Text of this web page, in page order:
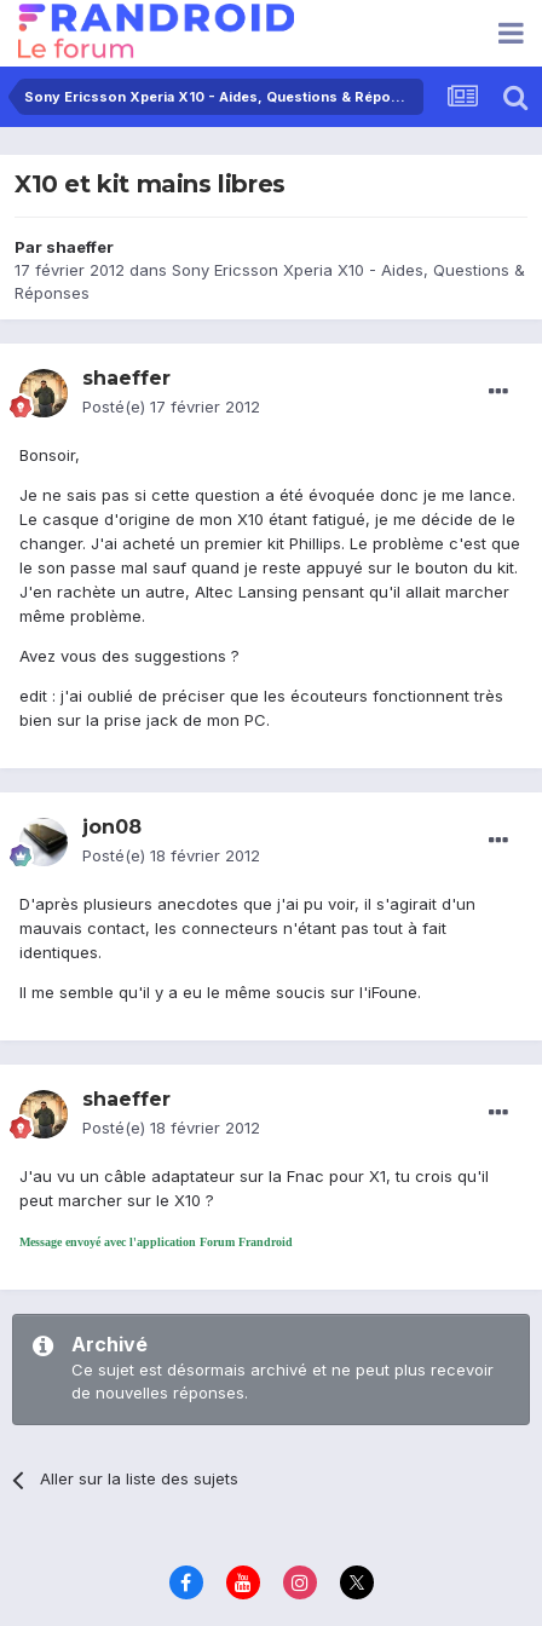
Sony Ericsson Xperia X10 - Aides, Questions & Réponses
X10 et kit mains libres
Par shaeffer
17 février 2012 dans Sony Ericsson Xperia X10 - Aides, Questions &
Réponses
shaeffer
Posté(e) 17 février 2012
Bonsoir,
Je ne sais pas si cette question a été évoquée donc je me lance.
Le casque d'origine de mon X10 étant fatigué, je me décide de le
changer. J'ai acheté un premier kit Phillips. Le problème c'est que
le son passe mal sauf quand je reste appuyé sur le bouton du kit.
J'en rachète un autre, Altec Lansing pensant qu'il allait marcher
même problème.
Avez vous des suggestions ?
edit : j'ai oublié de préciser que les écouteurs fonctionnent très
bien sur la prise jack de mon PC.
jon08
Posté(e) 18 février 2012
D'après plusieurs anecdotes que j'ai pu voir, il s'agirait d'un
mauvais contact, les connecteurs n'étant pas tout à fait
identiques.
Il me semble qu'il y a eu le même soucis sur l'iFoune.
shaeffer
Posté(e) 18 février 2012
J'au vu un câble adaptateur sur la Fnac pour X1, tu crois qu'il
peut marcher sur le X10 ?
Message envoyé avec l'application Forum Frandroid
Archivé
Ce sujet est désormais archivé et ne peut plus recevoir
de nouvelles réponses.
Aller sur la liste des sujets